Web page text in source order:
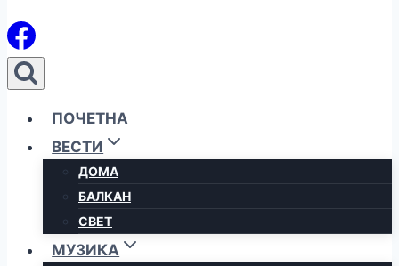
ПОЧЕТНА
ВЕСТИ
ДОМА
БАЛКАН
СВЕТ
МУЗИКА